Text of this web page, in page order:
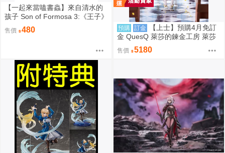
【一起來當嗑書蟲】來自清水的
孩子 Son of Formosa 3:《王子》
售價 480 預購 訂金
【上士】預購4月免訂
金 QuesQ 萊莎的鍊金工房 萊莎
琳 斯托特 婚紗禮服Ver 1/7 1111
售價 5180